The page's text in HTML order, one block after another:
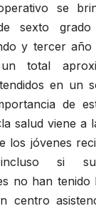
se
sexto
y tercer año
un total
en un
de
salud viene a
los jóvenes
incluso si
no han tenido
centro